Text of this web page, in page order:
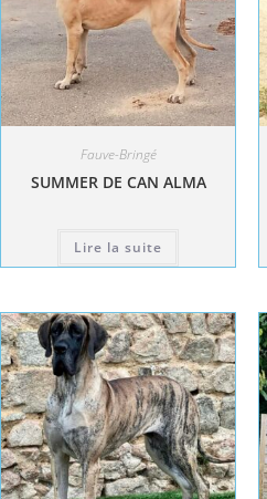
Fauve-Bringé
SUMMER DE CAN ALMA
Lire la suite